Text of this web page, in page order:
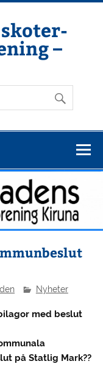
–
Nyheter
med beslut
på Statlig Mark??